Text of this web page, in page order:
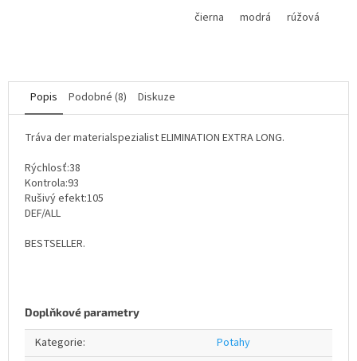
čierna modrá rúžová
Popis Podobné (8) Diskuze
Tráva der materialspezialist ELIMINATION EXTRA LONG.
Rýchlosť:38
Kontrola:93
Rušivý efekt:105
DEF/ALL
BESTSELLER.
Doplňkové parametry
Kategorie:
Potahy